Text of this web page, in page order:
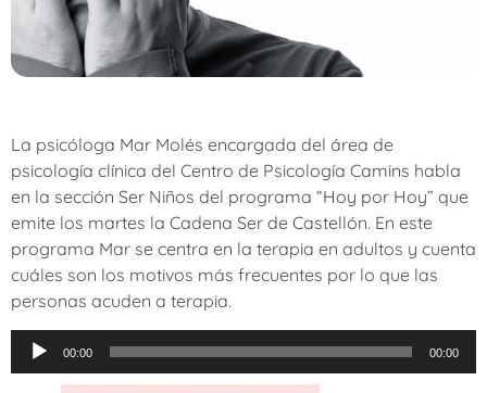
La psicóloga Mar Molés encargada del área de
psicología clínica del Centro de Psicología Camins habla
en la sección Ser Niños del programa “Hoy por Hoy” que
emite los martes la Cadena Ser de Castellón. En este
programa Mar se centra en la terapia en adultos y cuenta
cuáles son los motivos más frecuentes por lo que las
personas acuden a terapia.
Reproductor
00:00 00:00